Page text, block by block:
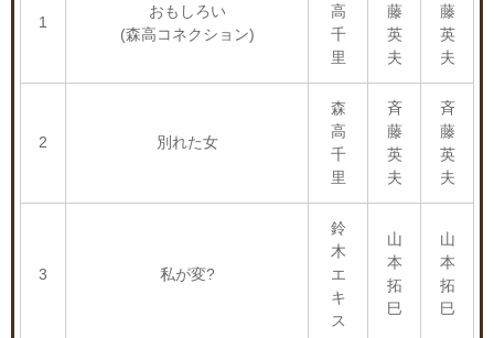
1
おもしろい
(森高コネクション)
高
千
里
藤
英
夫
藤
英
夫
2 別れた女
森
高
千
里
斉
藤
英
夫
斉
藤
英
夫
3 私が変?
鈴
木
エ
キ
ス
山
本
拓
巳
山
本
拓
巳